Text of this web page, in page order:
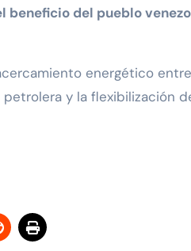
beneficio del pueblo
energético entre
y la flexibilización